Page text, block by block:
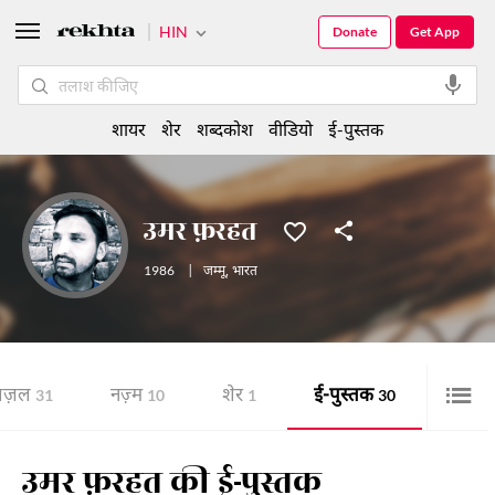
उमर फ़रहत
1986 जम्मू, भारत
31 नज़्म 10 शेर 1 ई-पुस्तक 30
उमर फ़रहत की ई-पुस्तक
HIN Get App
Donate
शायर शेर शब्दकोश वीडियो ई-पुस्तक